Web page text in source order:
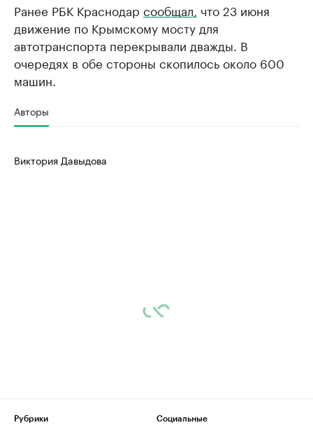
Ранее РБК Краснодар сообщал, что 23 июня
движение по Крымскому мосту для
автотранспорта перекрывали дважды. В
очередях в обе стороны скопилось около 600
машин.
Авторы
Виктория Давыдова
Рубрики
Социальные